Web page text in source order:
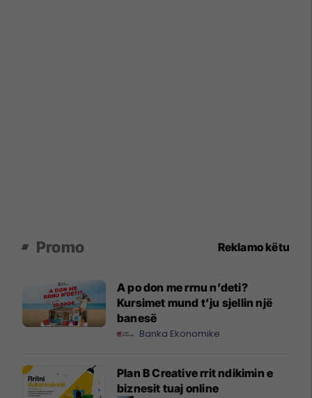
Promo Reklamo këtu
A po don me rrnu n’deti?
Kursimet mund t’ju sjellin një
banesë
Banka Ekonomike
Plan B Creative rrit ndikimin e
biznesit tuaj online